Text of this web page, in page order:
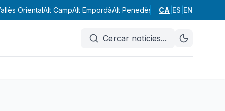
OrientalAlt CampAlt EmpordàAlt Penedès Alt Urgell Alta
CA ES EN
Cercar notícies...